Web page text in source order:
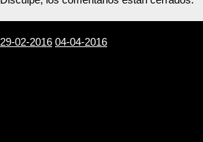
29-02-2016 04-04-2016